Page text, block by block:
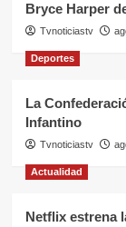
Bryce Harper
Tvnoticiastv
Deportes
La
Infantino
Tvnoticiastv
Actualidad
Netflix estrena